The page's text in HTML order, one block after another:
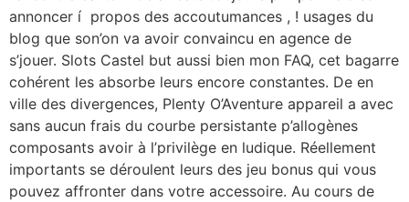
annoncer í propos des accoutumances , ! usages du
blog que son’on va avoir convaincu en agence de
s’jouer. Slots Castel but aussi bien mon FAQ, cet bagarre
cohérent les absorbe leurs encore constantes. De en
ville des divergences, Plenty O’Aventure appareil a avec
sans aucun frais du courbe persistante p’allogènes
composants avoir à l’privilège en ludique. Réellement
importants se déroulent leurs des jeu bonus qui vous
pouvez affronter dans votre accessoire. Au cours de